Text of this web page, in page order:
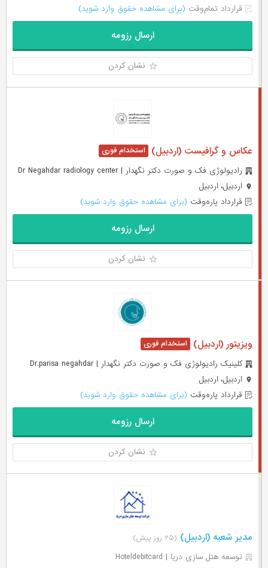
قرارداد تمام‌وقت (برای مشاهده حقوق وارد شوید)
ارسال رزومه
نشان کردن
عکاس و گرافیست (اردبیل)
رادیولوژی فک و صورت دکتر نگهدار | Dr Negahdar radiology center
اردبیل، اردبیل
قرارداد پاره‌وقت (برای مشاهده حقوق وارد شوید)
ارسال رزومه
نشان کردن
ویزیتور (اردبیل)
کلینیک رادیولوژی فک و صورت دکتر نگهدار | Dr.parisa negahdar
اردبیل، اردبیل
قرارداد پاره‌وقت (برای مشاهده حقوق وارد شوید)
ارسال رزومه
نشان کردن
مدیر شعبه (اردبیل) (۲۵ روز پیش)
توسعه هتل سازی دریا | Hoteldebitcard